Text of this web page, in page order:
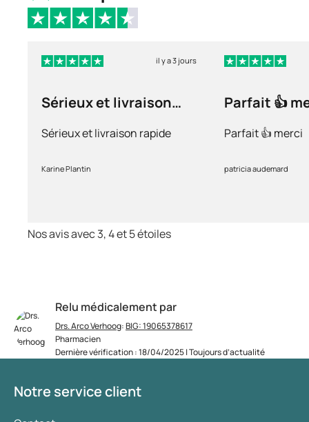
Relu médicalement par
Drs. Arco Verhoog:BIG: 19065378617
Pharmacien
Dernière vérification : 18/04/2025 | Toujours d’actualité
il y a 3 jours
Sérieux et livraison
Sérieux et livraison rapide
Karine Plantin
Parfait 👍
Parfait 👍 merci
patricia audemard
Nos avis avec 3, 4 et 5 étoiles
Notre service client